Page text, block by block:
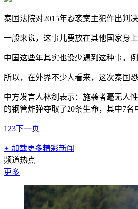
泰国法院对2015年恐袭案主犯作出判决
一般来说，这事儿要放在其他国家身
中国这些年其实也没少遇到这种事。
所以，在外界不少人看来，这次泰国
中方发言人林剑表示：施袭者毫无人
的钢管炸弹夺取了20条生命，其中7名
1 23下一页
+ 加载更多精彩新闻
频道热点
更多